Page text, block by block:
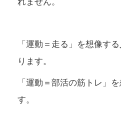
「運動＝走る」を想像す
ります。
「運動＝部活の筋トレ」
す。